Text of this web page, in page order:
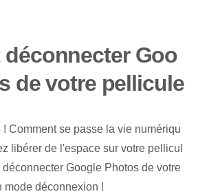
déconnecter Goo
de votre pellicule
Comment se passe la vie numériqu
libérer de l'espace sur votre pellicul
Google Photos de votre
mode déconnexion !